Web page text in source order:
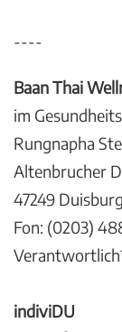
----
Baan Thai
im
Rungnapha
Altenbrucher
47249 Duisburg
Fon: (0203)
indiviDU